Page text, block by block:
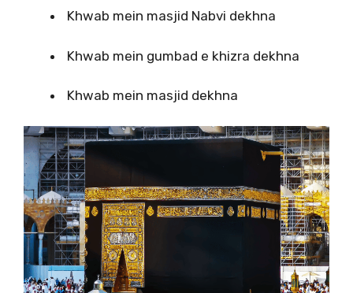
Khwab mein masjid Nabvi dekhna
Khwab mein gumbad e khizra dekhna
Khwab mein masjid dekhna